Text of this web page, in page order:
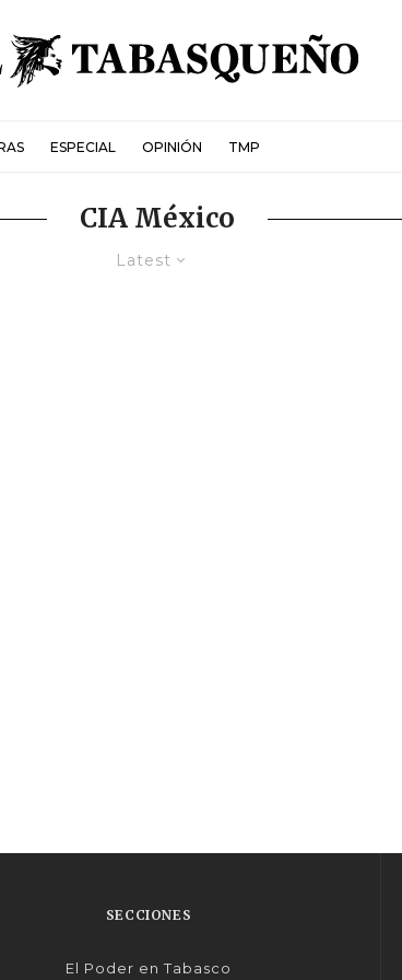
ESPECIAL OPINIÓN TMP
CIA México
Latest
SECCIONES
El Poder en Tabasco